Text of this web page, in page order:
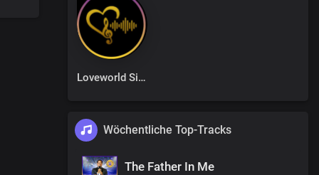
Loveworld Singers
Wöchentliche Top-Tracks
The Father In Me